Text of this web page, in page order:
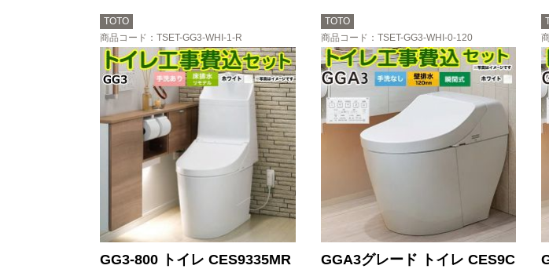
TOTO
商品コード ：TSET-GG3-WHI-1-R
GG3-800 トイレ CES9335MR
TOTO
商品コード ：TSET-GG3-WHI-0-120
GGA3グレード トイレ CES9C